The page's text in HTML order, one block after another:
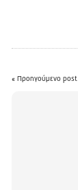
« Προηγούμενο post